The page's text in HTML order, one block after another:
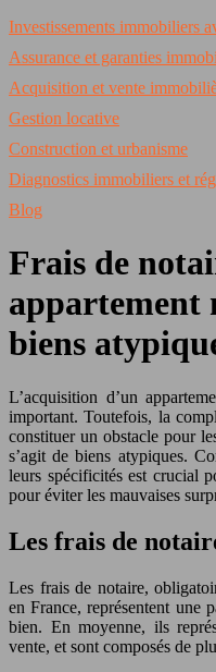
Investissements immobiliers
Assurance et garanties
Acquisition et vente
Gestion locative
Construction et urbanisme
Diagnostics immobiliers et
Blog
Frais de
appartement
biens
L’acquisition d’un
important. Toutefois, la
constituer un obstacle pour
s’agit de biens atypiques.
leurs spécificités est crucial
pour éviter les mauvaises
Les frais de
Les frais de notaire,
en France, représentent une
bien. En moyenne, ils
vente, et sont composés de